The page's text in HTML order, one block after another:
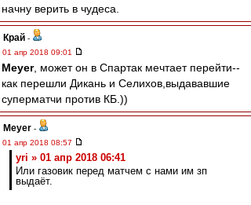
начну верить в чудеса.
Край -
01 апр 2018 09:01
Meyer, может он в Спартак мечтает перейти--
как перешли Дикань и Селихов,выдававшие
суперматчи против КБ.))
Meyer -
01 апр 2018 08:57
yri » 01 апр 2018 06:41
Или газовик перед матчем с нами им зп
выдаёт.